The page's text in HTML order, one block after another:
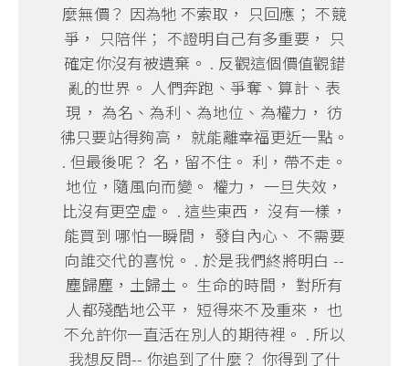
麼無價？ 因為牠 不索取， 只回應； 不競
爭， 只陪伴； 不證明自己有多重要， 只
確定你沒有被遺棄。 . 反觀這個價值觀錯
亂的世界。 人們奔跑、爭奪、算計、表
現， 為名、為利、為地位、為權力， 彷
彿只要站得夠高， 就能離幸福更近一點。
. 但最後呢？ 名，留不住。 利，帶不走。
地位，隨風向而變。 權力， 一旦失效，
比沒有更空虛。 . 這些東西， 沒有一樣，
能買到 哪怕一瞬間， 發自內心、 不需要
向誰交代的喜悅。 . 於是我們終將明白 --
塵歸塵，土歸土。 生命的時間， 對所有
人都殘酷地公平， 短得來不及重來， 也
不允許你一直活在別人的期待裡。 . 所以
我想反問-- 你追到了什麼？ 你得到了什